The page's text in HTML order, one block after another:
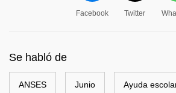
Facebook Twitter
Se habló de
ANSES Junio Ayuda